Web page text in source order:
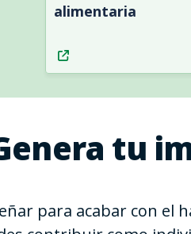
alimentaria
tu
para acabar con el